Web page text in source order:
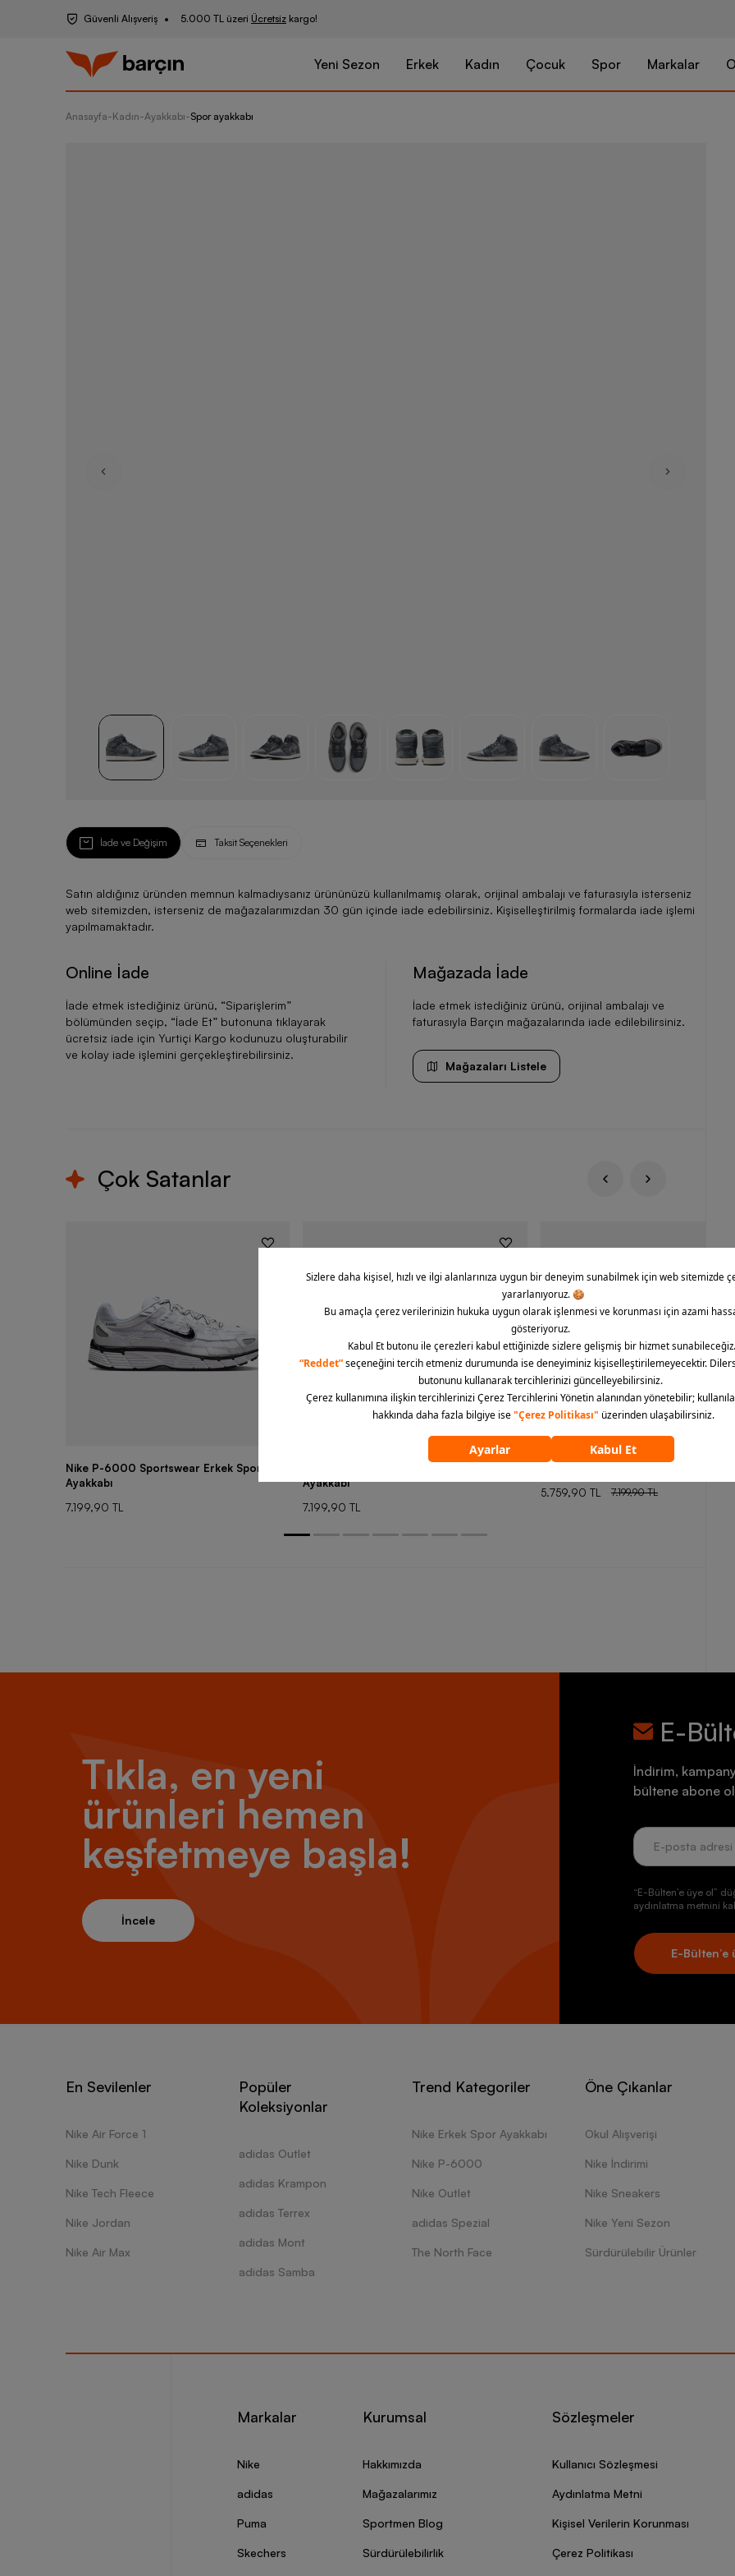
Güvenli Alışveriş 5.000 TL üzeri Ücretsiz kargo!
Yeni Sezon Erkek Kadın Çocuk Spor Markalar
Anasayfa-Kadın-Ayakkabı-Spor ayakkabı
Nike Air
İade ve Değişim Taksit Seçenekleri
Satın aldığınız üründen memnun kalmadıysanız ürününüzü kullanılmamış olarak, orijinal ambalajı ve faturasıyla isterseniz
web sitemizden, isterseniz de mağazalarımızdan 30 gün içinde iade edebilirsiniz. Kişiselleştirilmiş formalarda iade işlemi
yapılmamaktadır.
Online İade
İade etmek istediğiniz ürünü, “Siparişlerim”
bölümünden seçip, “İade Et” butonuna tıklayarak
ücretsiz iade için Yurtiçi Kargo kodunuzu oluşturabilir
ve kolay iade işlemini gerçekleştirebilirsiniz.
Mağazada İade
İade etmek istediğiniz ürünü, orijinal ambalajı ve
faturasıyla Barçın mağazalarında iade edilebilirsiniz.
Mağazaları Listele
Çok Satanlar
Nike P-6000 Sportswear Erkek Spor
Ayakkabı
7.199,90 TL
Ayakkabı
7.199,90 TL
5.759,90 TL
7.199,90 TL
Tıkla, en yeni
ürünleri hemen
keşfetmeye başla!
İncele
E-
İndirim,
bültene abone
“E-Bülten’e üye ol”
aydınlatma metnini
E-Bülten’e
En Sevilenler
Nike Air Force 1
Nike Dunk
Nike Tech Fleece
Nike Jordan
Nike Air Max
Popüler
Koleksiyonlar
adidas Outlet
adidas Krampon
adidas Terrex
adidas Mont
adidas Samba
Trend Kategoriler
Nike Erkek Spor Ayakkabı
Nike P-6000
Nike Outlet
adidas Spezial
The North Face
Öne Çıkanlar
Okul Alışverişi
Nike İndirimi
Nike Sneakers
Nike Yeni Sezon
Sürdürülebilir Ürünler
Markalar
Nike
adidas
Puma
Skechers
Kurumsal
Hakkımızda
Mağazalarımız
Sportmen Blog
Sürdürülebilirlik
Sözleşmeler
Kullanıcı Sözleşmesi
Aydınlatma Metni
Kişisel Verilerin Korunması
Çerez Politikası